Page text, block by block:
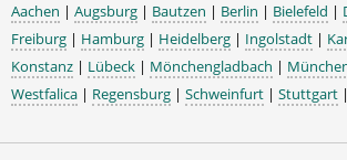
Aachen | Augsburg | Bautzen | Berlin | Bielefeld |
Freiburg | Hamburg | Heidelberg | Ingolstadt |
Konstanz | Lübeck | Mönchengladbach |
Westfalica | Regensburg | Schweinfurt | Stuttgart |